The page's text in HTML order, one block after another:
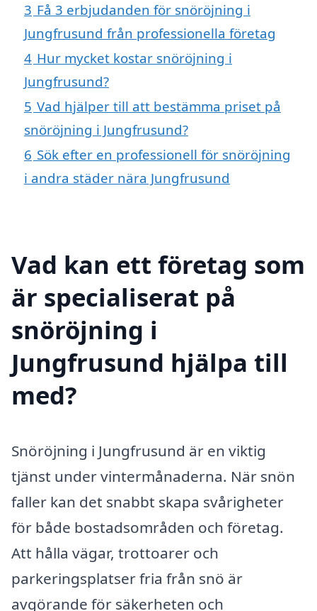
3 Få 3 erbjudanden för snöröjning i
Jungfrusund från professionella företag
4 Hur mycket kostar snöröjning i
Jungfrusund?
5 Vad hjälper till att bestämma priset på
snöröjning i Jungfrusund?
6 Sök efter en professionell för snöröjning
i andra städer nära Jungfrusund
Vad kan ett företag som
är specialiserat på
snöröjning i
Jungfrusund hjälpa till
med?
Snöröjning i Jungfrusund är en viktig
tjänst under vintermånaderna. När snön
faller kan det snabbt skapa svårigheter
för både bostadsområden och företag.
Att hålla vägar, trottoarer och
parkeringsplatser fria från snö är
avgörande för säkerheten och